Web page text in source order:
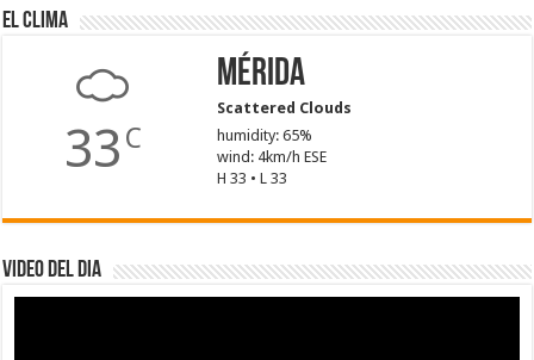
El Clima
33 C
Mérida
Scattered Clouds
humidity: 65%
wind: 4km/h ESE
H 33 • L 33
Video del dia